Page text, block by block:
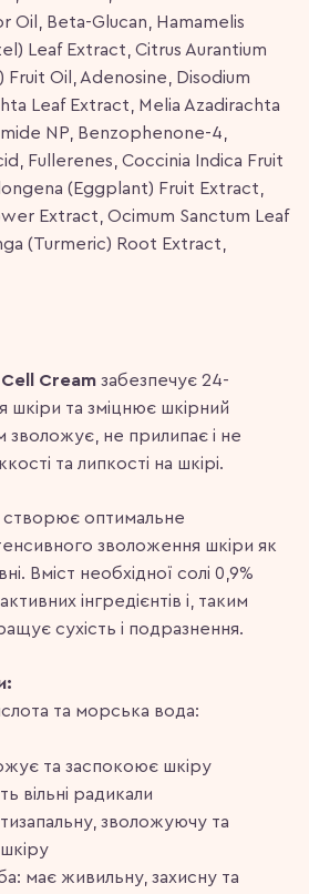
Oil, Beta-Glucan, Hamamelis
Leaf Extract, Citrus Aurantium
Fruit Oil, Adenosine, Disodium
Leaf Extract, Melia Azadirachta
NP, Benzophenone-4,
Fullerenes, Coccinia Indica Fruit
(Eggplant) Fruit Extract,
Extract, Ocimum Sanctum Leaf
(Turmeric) Root Extract,
Cream забезпечує 24-
шкіри та зміцнює шкірний
зволожує, не прилипає і не
та липкості на шкірі.
оптимальне
зволоження шкіри як
Вміст необхідної солі 0,9%
інгредієнтів і, таким
сухість і подразнення.
та морська вода:
та заспокоює шкіру
вільні радикали
зволожуючу та
має живильну, захисну та